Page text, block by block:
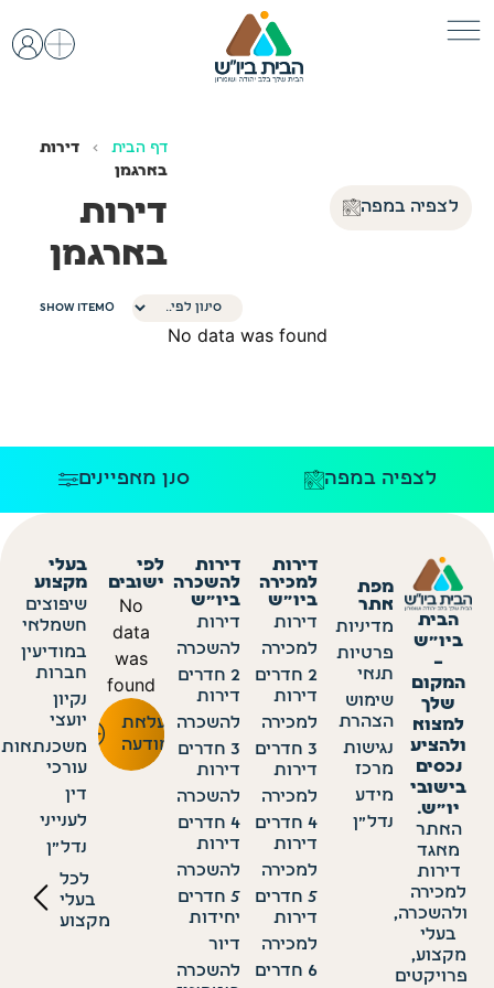
לצפיה במפה
דף הבית ›
דירות
בארגמן
דירות
בארגמן
Show Item0
No data was found
סנן מאפיינים לצפיה במפה
בעלי
מקצוע
שיפוצים
חשמלאי
במודיעין
חברות
נקיון
יועצי
משכנתאות
עורכי
דין
לענייני
נדל״ן
לכל
בעלי
מקצוע
לפי
ישובים
No
data
was
found
העלאת
מודעה
דירות
להשכרה
ביו״ש
דירות
להשכרה
2 חדרים
דירות
להשכרה
3 חדרים
דירות
להשכרה
4 חדרים
דירות
להשכרה
5 חדרים
יחידות
דיור
להשכרה
דירות
למכירה
ביו״ש
דירות
למכירה
2 חדרים
דירות
למכירה
3 חדרים
דירות
למכירה
4 חדרים
דירות
למכירה
5 חדרים
דירות
למכירה
6 חדרים
מפת
אתר
מדיניות
פרטיות
תנאי
שימוש
הצהרת
נגישות
מרכז
מידע
נדל״ן
הבית
ביו״ש
–
המקום
שלך
למצוא
ולהציע
נכסים
בישובי
יו״ש.
האתר
מאגד
דירות
למכירה
ולהשכרה,
בעלי
מקצוע,
פרויקטים